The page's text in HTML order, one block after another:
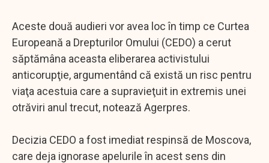
Aceste două audieri vor avea loc în timp ce Curtea
Europeană a Drepturilor Omului (CEDO) a cerut
săptămâna aceasta eliberarea activistului
anticorupţie, argumentând că există un risc pentru
viaţa acestuia care a supravieţuit in extremis unei
otrăviri anul trecut, notează Agerpres.
Decizia CEDO a fost imediat respinsă de Moscova,
care deja ignorase apelurile în acest sens din